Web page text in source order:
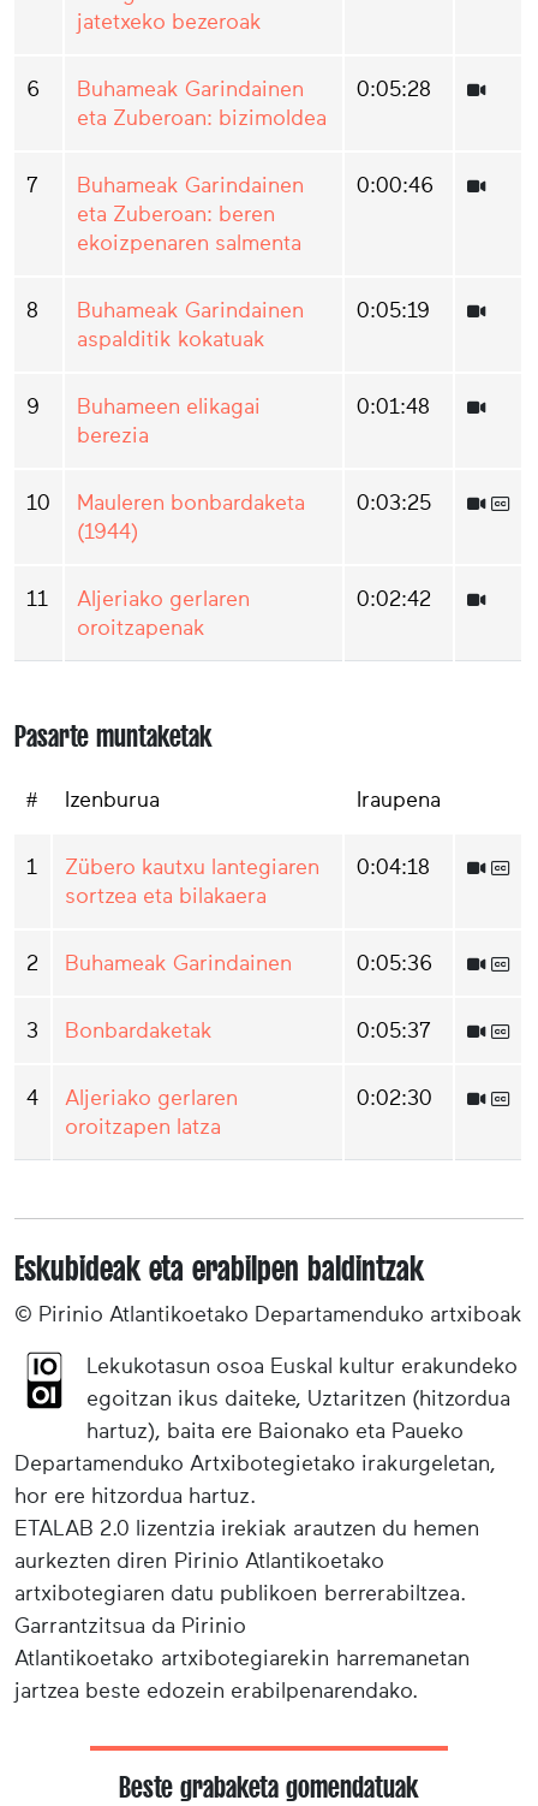
jatetxeko bezeroak
6
Buhameak Garindainen
eta Zuberoan: bizimoldea
0:05:28
7
Buhameak Garindainen
eta Zuberoan: beren
ekoizpenaren salmenta
0:00:46
8
Buhameak Garindainen
aspalditik kokatuak
0:05:19
9
Buhameen elikagai
berezia
0:01:48
10
Mauleren bonbardaketa
(1944)
0:03:25
11
Aljeriako gerlaren
oroitzapenak
0:02:42
Pasarte muntaketak
# Izenburua Iraupena
1
Zübero kautxu lantegiaren
sortzea eta bilakaera
0:04:18
2 Buhameak Garindainen 0:05:36
3 Bonbardaketak 0:05:37
4
Aljeriako gerlaren
oroitzapen latza
0:02:30
Eskubideak eta erabilpen baldintzak
© Pirinio Atlantikoetako Departamenduko artxiboak
Lekukotasun osoa Euskal kultur erakundeko
egoitzan ikus daiteke, Uztaritzen (hitzordua
hartuz), baita ere Baionako eta Paueko
Departamenduko Artxibotegietako irakurgeletan,
hor ere hitzordua hartuz.
ETALAB 2.0 lizentzia irekiak arautzen du hemen
aurkezten diren Pirinio Atlantikoetako
artxibotegiaren datu publikoen berrerabiltzea.
Garrantzitsua da Pirinio
Atlantikoetako artxibotegiarekin harremanetan
jartzea beste edozein erabilpenarendako.
Beste grabaketa gomendatuak